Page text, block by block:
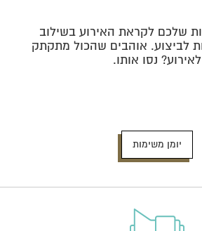
שלכם לקראת האירוע בשילוב
לביצוע. אוהבים שהכול מתקתק
לאירוע? נסו אותו.
יומן משימות